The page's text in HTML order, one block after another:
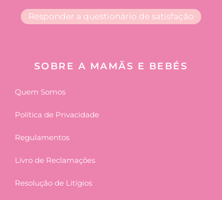
Responder a questionário de satisfação
SOBRE A MAMÃS E BEBÉS
Quem Somos
Política de Privacidade
Regulamentos
Livro de Reclamações
Resolução de Litígios